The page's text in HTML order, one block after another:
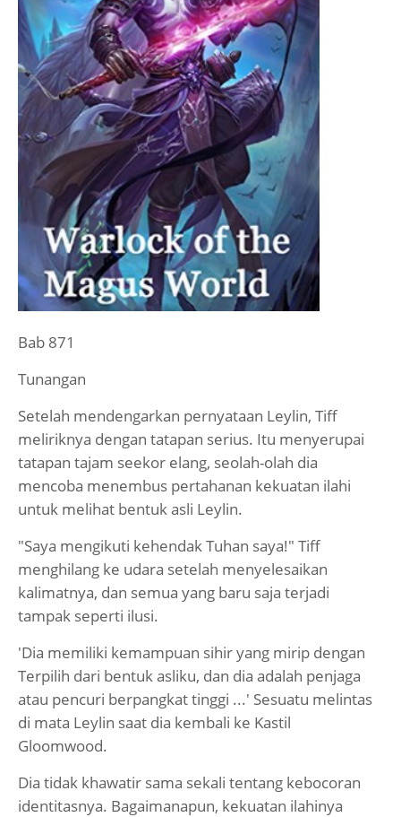
Bab 871
Tunangan
Setelah mendengarkan pernyataan Leylin, Tiff
meliriknya dengan tatapan serius. Itu menyerupai
tatapan tajam seekor elang, seolah-olah dia
mencoba menembus pertahanan kekuatan ilahi
untuk melihat bentuk asli Leylin.
"Saya mengikuti kehendak Tuhan saya!" Tiff
menghilang ke udara setelah menyelesaikan
kalimatnya, dan semua yang baru saja terjadi
tampak seperti ilusi.
'Dia memiliki kemampuan sihir yang mirip dengan
Terpilih dari bentuk asliku, dan dia adalah penjaga
atau pencuri berpangkat tinggi ...' Sesuatu melintas
di mata Leylin saat dia kembali ke Kastil
Gloomwood.
Dia tidak khawatir sama sekali tentang kebocoran
identitasnya. Bagaimanapun, kekuatan ilahinya